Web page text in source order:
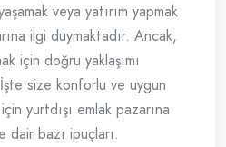
veya yatırım yapmak
ilgi duymaktadır. Ancak,
için doğru yaklaşımı
size konforlu ve uygun
yurtdışı emlak pazarına
dair bazı ipuçları.